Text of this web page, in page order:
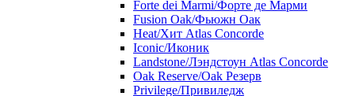
Forte dei Marmi/Форте де Марми
Fusion Oak/Фьюжн Оак
Heat/Xит Atlas Concorde
Iconic/Иконик
Landstone/Лэндстоун Atlas Concorde
Oak Reserve/Оak Резepв
Privilege/Привиледж